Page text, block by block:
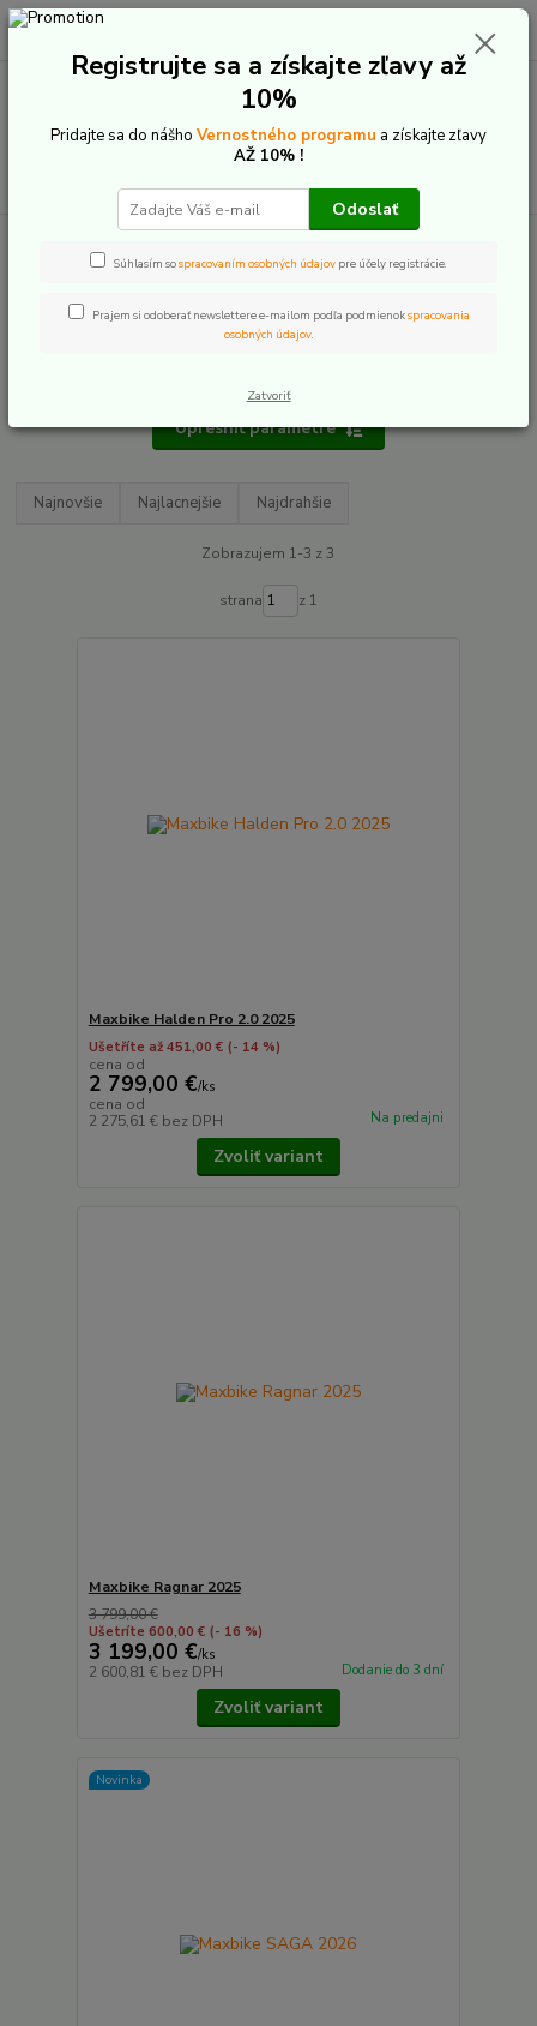
+421 907 20 22 33
0,00 €
Maxbike
Upresniť parametre
Najnovšie Najlacnejšie Najdrahšie
Zobrazujem 1-3 z 3
strana z 1
Maxbike Halden Pro 2.0 2025
Ušetříte až 451,00 € (- 14 %)
cena od
2 799,00 €/ks
cena od
2 275,61 € bez DPH Na predajni
Zvoliť variant
Maxbike Ragnar 2025
3 799,00 €
Ušetríte 600,00 € (- 16 %)
3 199,00 €/ks
2 600,81 € bez DPH Dodanie do 3 dní
Zvoliť variant
Novinka
Registrujte sa a získajte zľavy až
10%
Pridajte sa do nášho Vernostného programu a získajte zľavy
AŽ 10% !
Odoslať
Súhlasím sospracovaním osobných údajov pre účely registrácie.
Prajem si odoberať newslettere e-mailom podľa podmienokspracovania
osobných údajov.
Zatvoriť